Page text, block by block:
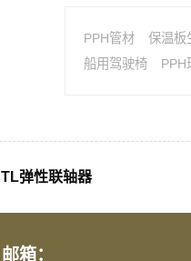
PPH管材 保温板
船用驾驶椅
PPH
TL弹性联轴器
邮箱：